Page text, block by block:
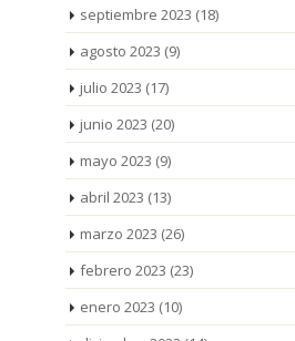
septiembre 2023 (18)
agosto 2023 (9)
julio 2023 (17)
junio 2023 (20)
mayo 2023 (9)
abril 2023 (13)
marzo 2023 (26)
febrero 2023 (23)
enero 2023 (10)